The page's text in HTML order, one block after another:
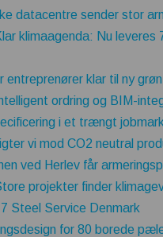
datacentre sender stor
klimaagenda: Nu
klar til ny
ordring og BIM-
i et trængt
vi mod CO2 neutral
ved Herlev får
projekter finder
Steel Service Denmark
for 80 borede